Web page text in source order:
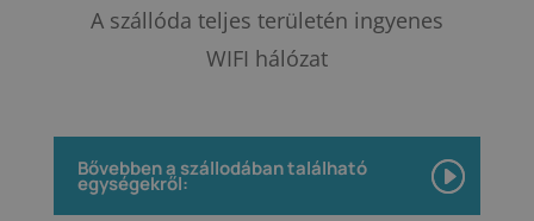
A szállóda teljes területén ingyenes
WIFI hálózat
Bővebben a szállodában található
egységekről: